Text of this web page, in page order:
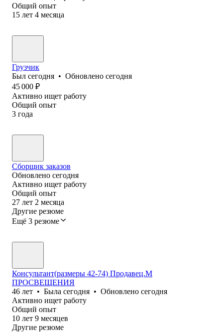
Общий опыт
15 лет 4 месяца
Грузчик
Был сегодня • Обновлено сегодня
45 000 ₽
Активно ищет работу
Общий опыт
3 года
Сборщик заказов
Обновлено сегодня
Активно ищет работу
Общий опыт
27 лет 2 месяца
Другие резюме
Ещё 3 резюме
Консультант(размеры 42-74) Продавец.М
ПРОСВЕЩЕНИЯ
46 лет • Была сегодня • Обновлено сегодня
Активно ищет работу
Общий опыт
10 лет 9 месяцев
Другие резюме